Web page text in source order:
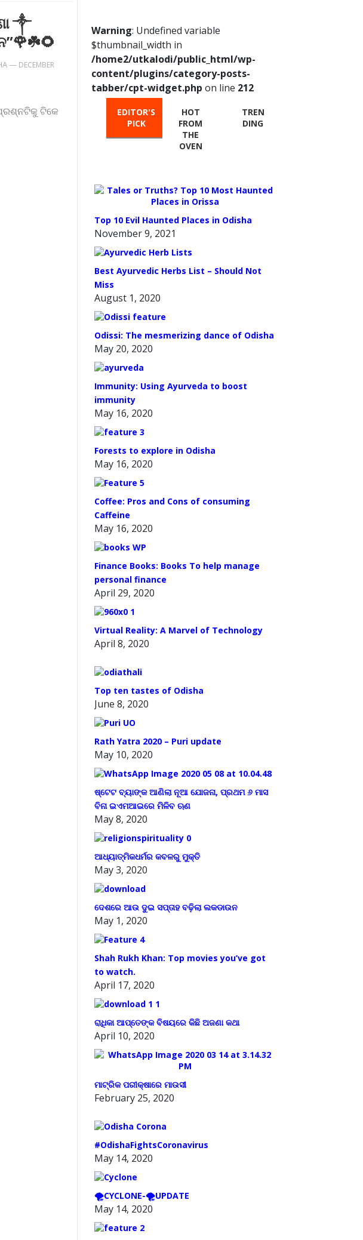
༒
— DECEMBER
ପ୍ରଶ୍ନଟିକୁ ଟିକେ
Warning: Undefined variable
$thumbnail_width in
/home2/utkalodi/public_html/wp-
content/plugins/category-posts-
tabber/cpt-widget.php on line 212
EDITOR'S
PICK
HOT
FROM
THE
OVEN
TREN
DING
Top 10 Evil Haunted Places in Odisha
November 9, 2021
Best Ayurvedic Herbs List – Should Not
Miss
August 1, 2020
Odissi: The mesmerizing dance of Odisha
May 20, 2020
Immunity: Using Ayurveda to boost
immunity
May 16, 2020
Forests to explore in Odisha
May 16, 2020
Coffee: Pros and Cons of consuming
Caffeine
May 16, 2020
Finance Books: Books To help manage
personal finance
April 29, 2020
Virtual Reality: A Marvel of Technology
April 8, 2020
Top ten tastes of Odisha
June 8, 2020
Rath Yatra 2020 – Puri update
May 10, 2020
ଷ୍ଟେଟ ବ୍ୟାଙ୍କ ଆଣିଲା ନୂଆ ଯୋଜନା, ପ୍ରଥମ ୬ ମାସ
ବିନା ଇଏମଆଇରେ ମିଳିବ ଋଣ
May 8, 2020
ଆଧ୍ୟାତ୍ମିକଧର୍ମର କବଳରୁ ମୁକ୍ତି
May 3, 2020
ଦେଶରେ ଆଉ ଦୁଇ ସପ୍ତାହ ବଢ଼ିଲା ଲକଡାଉନ
May 1, 2020
Shah Rukh Khan: Top movies you’ve got
to watch.
April 17, 2020
ରାଧିକା ଆପ୍ତେଙ୍କ ବିଷୟରେ କିଛି ଅଜଣା କଥା
April 10, 2020
ମାଟ୍ରିକ ପରୀକ୍ଷାରେ ମାଉସୀ
February 25, 2020
#OdishaFightsCoronavirus
May 14, 2020
🌪️CYCLONE-🌪️UPDATE
May 14, 2020